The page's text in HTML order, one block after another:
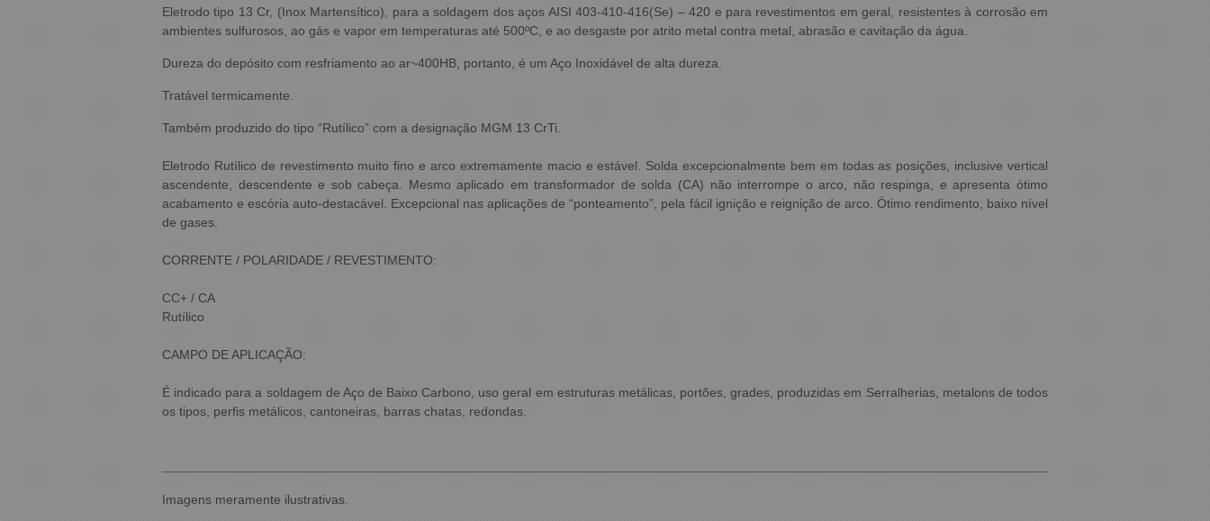
Eletrodo tipo 13 Cr, (Inox Martensítico), para a soldagem dos aços AISI 403-410-416(Se) – 420 e para revestimentos em geral, resistentes à corrosão em
ambientes sulfurosos, ao gás e vapor em temperaturas até 500ºC, e ao desgaste por atrito metal contra metal, abrasão e cavitação da água.
Dureza do depósito com resfriamento ao ar~400HB, portanto, é um Aço Inoxidável de alta dureza.
Tratável termicamente.
Também produzido do tipo “Rutílico” com a designação MGM 13 CrTi.
Eletrodo Rutílico de revestimento muito fino e arco extremamente macio e estável. Solda excepcionalmente bem em todas as posições, inclusive vertical
ascendente, descendente e sob cabeça. Mesmo aplicado em transformador de solda (CA) não interrompe o arco, não respinga, e apresenta ótimo
acabamento e escória auto-destacável. Excepcional nas aplicações de “ponteamento”, pela fácil ignição e reignição de arco. Ótimo rendimento, baixo nível
de gases.
CORRENTE / POLARIDADE / REVESTIMENTO:
CC+ / CA
Rutílico
CAMPO DE APLICAÇÃO:
É indicado para a soldagem de Aço de Baixo Carbono, uso geral em estruturas metálicas, portões, grades, produzidas em Serralherias, metalons de todos
os tipos, perfis metálicos, cantoneiras, barras chatas, redondas.
Imagens meramente ilustrativas.